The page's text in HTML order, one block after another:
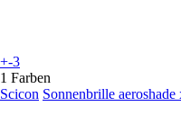
+-3
1 Farben
Scicon Sonnenbrille